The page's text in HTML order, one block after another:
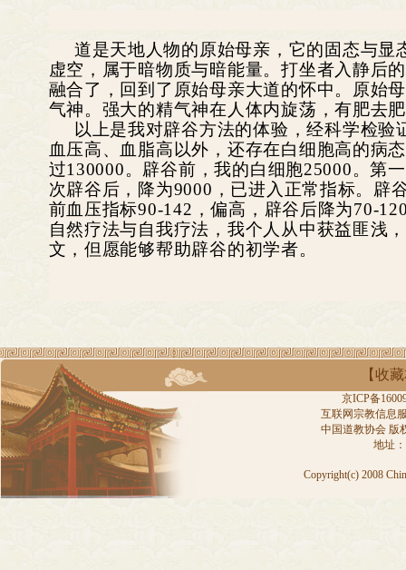
道是天地人物的原始母亲，它的固态与
虚空，属于暗物质与暗能量。打坐者入静后
融合了，回到了原始母亲大道的怀中。原始
气神。强大的精气神在人体内旋荡，有肥去
以上是我对辟谷方法的体验，经科学检
血压高、血脂高以外，还存在白细胞高的病
过130000。辟谷前，我的白细胞25000。第
次辟谷后，降为9000，已进入正常指标。辟
前血压指标90-142，偏高，辟谷后降为70-
自然疗法与自我疗法，我个人从中获益匪浅
文，但愿能够帮助辟谷的初学者。